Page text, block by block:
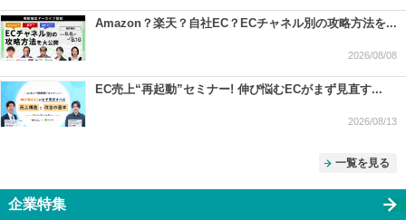
Amazon？楽天？自社EC？ECチャネル別の攻略方法を...
2026/08/08
EC売上“再起動”セミナー! 伸び悩むECがまず見直す...
2026/08/13
一覧を見る
企業特集